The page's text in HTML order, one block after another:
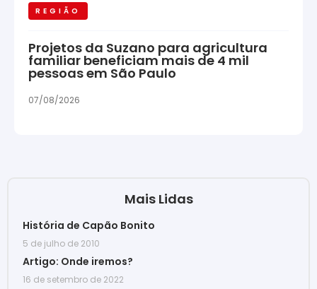
REGIÃO
Projetos da Suzano para agricultura
familiar beneficiam mais de 4 mil
pessoas em São Paulo
07/08/2026
Mais Lidas
História de Capão Bonito
5 de julho de 2010
Artigo: Onde iremos?
16 de setembro de 2022